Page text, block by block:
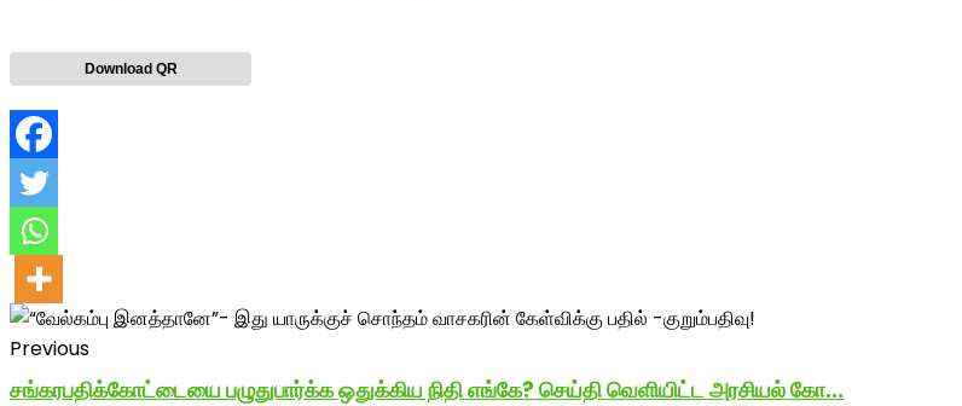
Download QR
Previous
சங்கரபதிக்கோட்டையை பழுதுபார்க்க ஒதுக்கிய நிதி எங்கே? செய்தி வெளியிட்ட அரசியல் கோ...